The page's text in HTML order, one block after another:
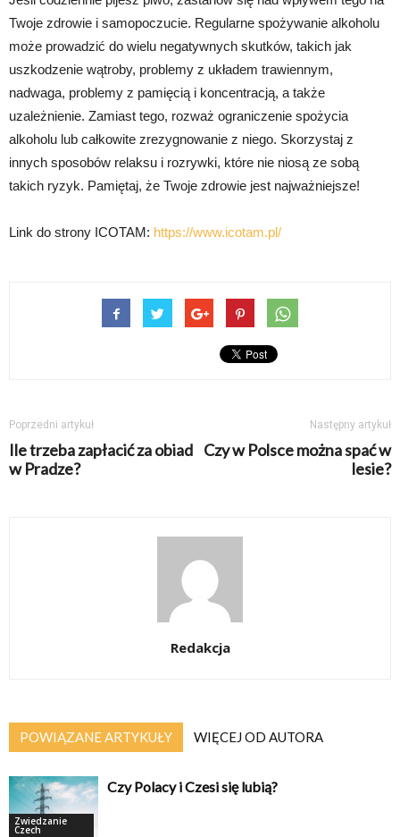
Twoje zdrowie i samopoczucie. Regularne spożywanie alkoholu
może prowadzić do wielu negatywnych skutków, takich jak
uszkodzenie wątroby, problemy z układem trawiennym,
nadwaga, problemy z pamięcią i koncentracją, a także
uzależnienie. Zamiast tego, rozważ ograniczenie spożycia
alkoholu lub całkowite zrezygnowanie z niego. Skorzystaj z
innych sposobów relaksu i rozrywki, które nie niosą ze sobą
takich ryzyk. Pamiętaj, że Twoje zdrowie jest najważniejsze!
Link do strony ICOTAM: https://www.icotam.pl/
Poprzedni artykuł
Ile trzeba zapłacić za obiad
w Pradze?
Następny artykuł
Czy w Polsce można spać w
lesie?
Redakcja
POWIĄZANE ARTYKUŁY WIĘCEJ OD AUTORA
Zwiedzanie
Czech
Czy Polacy i Czesi się lubią?